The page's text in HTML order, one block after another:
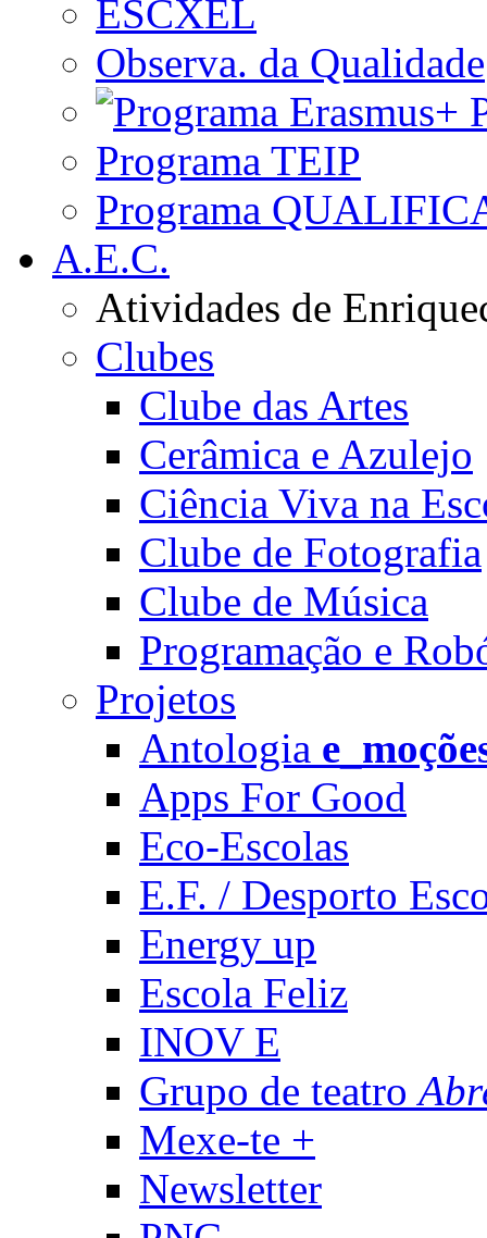
ESCXEL
Observa. da Qualidade
Programa TEIP
Programa
A.E.C.
Atividades de
Clubes
Clube das Artes
Cerâmica e Azulejo
Ciência Viva na
Clube de Fotografia
Clube de Música
Programação e
Projetos
Antologia
Apps For Good
Eco-Escolas
E.F. / Desporto
Energy up
Escola Feliz
INOV E
Grupo de teatro
Mexe-te +
Newsletter